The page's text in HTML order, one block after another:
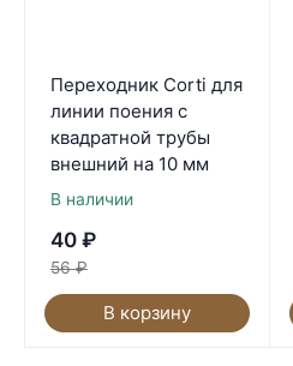
Переходник Corti для
линии поения с
квадратной трубы
внешний на 10 мм
В наличии
40 ₽
56 ₽
В корзину